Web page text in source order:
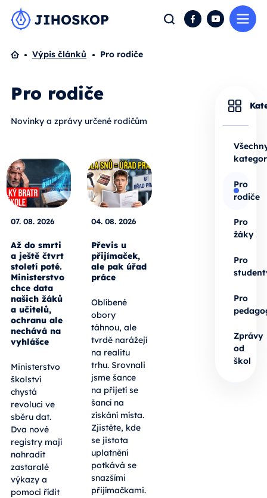
Hledat FacebookYouTube
Domů
Výpis článků Pro rodiče
Pro rodiče
Novinky a zprávy určené rodičům
07. 08. 2026
Až do smrti
a ještě čtvrt
století poté.
Ministerstvo
chce data
našich žáků
a učitelů,
ochranu ale
nechává na
vyhlášce
Ministerstvo
školství
chystá
revoluci ve
sběru dat.
Dva nové
registry mají
nahradit
zastaralé
výkazy a
pomoci řídit
04. 08. 2026
Převis u
přijímaček,
ale pak úřad
práce
Oblíbené
obory
táhnou, ale
tvrdě narážejí
na realitu
trhu. Srovnali
jsme šance
na přijetí se
šancí na
získání místa.
Zjistěte, kde
se jistota
uplatnění
potkává se
snazšími
přijímačkami.
Pro
rodiče
Pro
žáky
Pro
Pro
Zprávy
od
škol